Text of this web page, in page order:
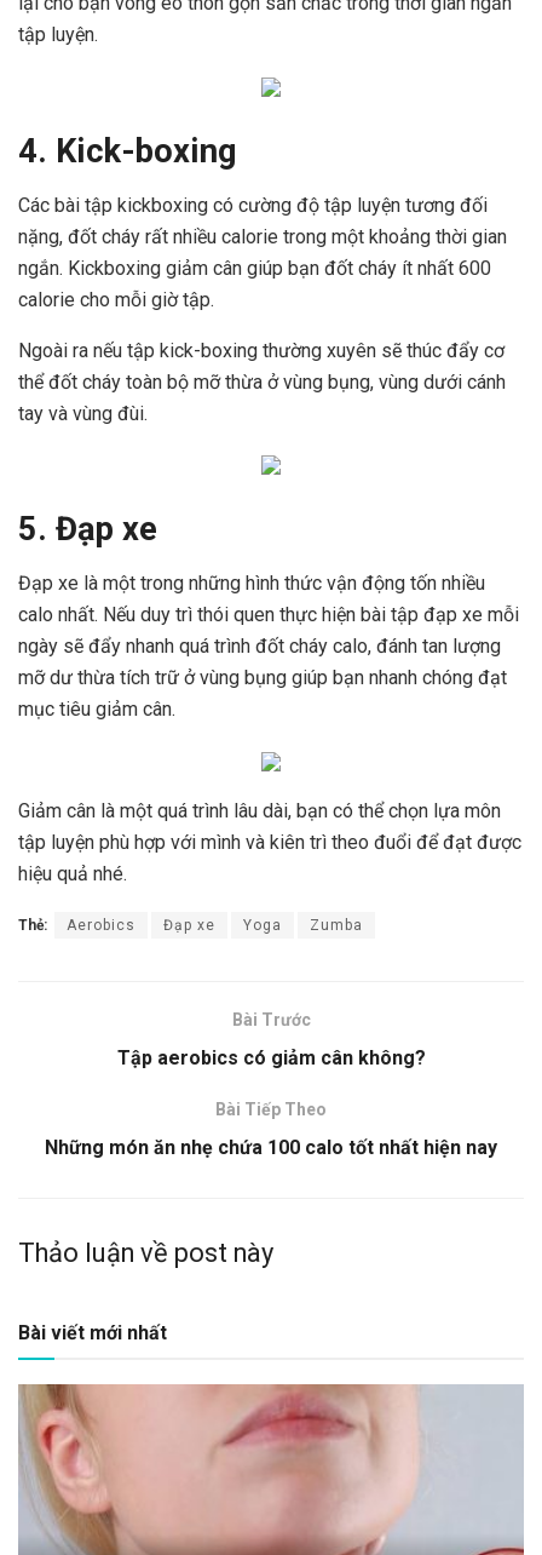
tập luyện.
4. Kick-boxing
Các bài tập kickboxing có cường độ tập luyện tương đối
nặng, đốt cháy rất nhiều calorie trong một khoảng thời gian
ngắn. Kickboxing giảm cân giúp bạn đốt cháy ít nhất 600
calorie cho mỗi giờ tập.
Ngoài ra nếu tập kick-boxing thường xuyên sẽ thúc đẩy cơ
thể đốt cháy toàn bộ mỡ thừa ở vùng bụng, vùng dưới cánh
tay và vùng đùi.
5. Đạp xe
Đạp xe là một trong những hình thức vận động tốn nhiều
calo nhất. Nếu duy trì thói quen thực hiện bài tập đạp xe mỗi
ngày sẽ đẩy nhanh quá trình đốt cháy calo, đánh tan lượng
mỡ dư thừa tích trữ ở vùng bụng giúp bạn nhanh chóng đạt
mục tiêu giảm cân.
Giảm cân là một quá trình lâu dài, bạn có thể chọn lựa môn
tập luyện phù hợp với mình và kiên trì theo đuổi để đạt được
hiệu quả nhé.
Thẻ: Aerobics Đạp xe Yoga Zumba
Bài Trước
Tập aerobics có giảm cân không?
Bài Tiếp Theo
Những món ăn nhẹ chứa 100 calo tốt nhất hiện nay
Thảo luận về post này
Bài viết mới nhất